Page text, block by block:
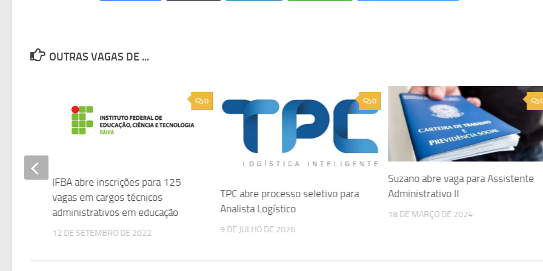
OUTRAS VAGAS DE ...
0
TPC abre processo seletivo para
Analista Logístico
9 DE JULHO DE 2026
Suzano abre vaga para Assistente
Administrativo II
18 DE MARÇO DE 2024
0
IFBA abre inscrições para 125
vagas em cargos técnicos
administrativos em educação
12 DE SETEMBRO DE 2022